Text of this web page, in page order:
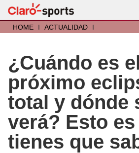
HOME I ACTUALIDAD I
¿Cuándo es
próximo
total y dónde
verá? Esto
tienes que